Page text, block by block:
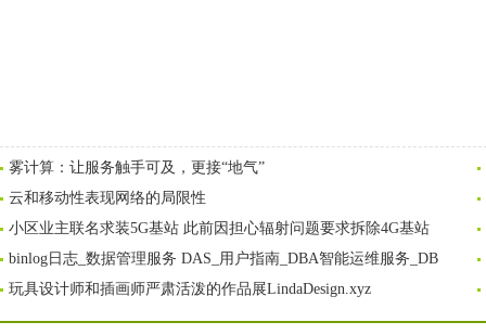
雾计算：让服务触手可及，更接“地气”
云和移动性表现网络的局限性
小区业主联名求装5G基站 此前因担心辐射问题要求拆除4G基站
binlog日志_数据管理服务 DAS_用户指南_DBA智能运维服务_DB
玩具设计师和插画师严肃活泼的作品展LindaDesign.xyz